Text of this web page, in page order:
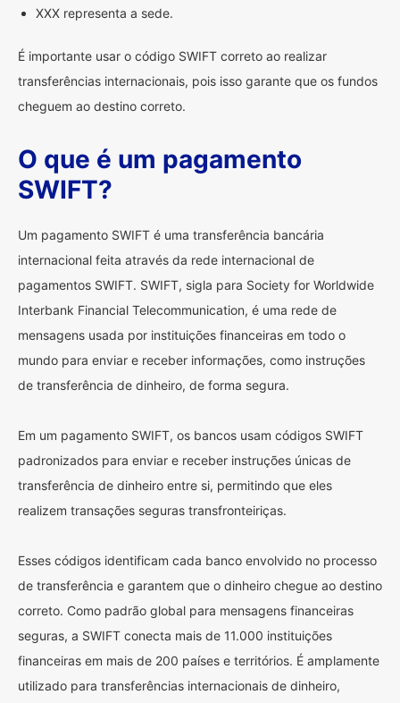
XXX representa a sede.
É importante usar o código SWIFT correto ao realizar
transferências internacionais, pois isso garante que os fundos
cheguem ao destino correto.
O que é um pagamento
SWIFT?
Um pagamento SWIFT é uma transferência bancária
internacional feita através da rede internacional de
pagamentos SWIFT. SWIFT, sigla para Society for Worldwide
Interbank Financial Telecommunication, é uma rede de
mensagens usada por instituições financeiras em todo o
mundo para enviar e receber informações, como instruções
de transferência de dinheiro, de forma segura.
Em um pagamento SWIFT, os bancos usam códigos SWIFT
padronizados para enviar e receber instruções únicas de
transferência de dinheiro entre si, permitindo que eles
realizem transações seguras transfronteiriças.
Esses códigos identificam cada banco envolvido no processo
de transferência e garantem que o dinheiro chegue ao destino
correto. Como padrão global para mensagens financeiras
seguras, a SWIFT conecta mais de 11.000 instituições
financeiras em mais de 200 países e territórios. É amplamente
utilizado para transferências internacionais de dinheiro,